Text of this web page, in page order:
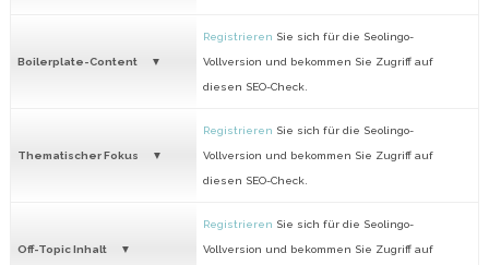
Boilerplate-Content
Registrieren Sie sich für die Seolingo-
Vollversion und bekommen Sie Zugriff auf
diesen SEO-Check.
Thematischer Fokus
Registrieren Sie sich für die Seolingo-
Vollversion und bekommen Sie Zugriff auf
diesen SEO-Check.
Off-Topic Inhalt
Registrieren Sie sich für die Seolingo-
Vollversion und bekommen Sie Zugriff auf